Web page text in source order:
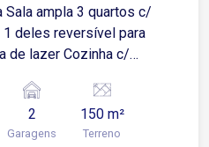
Sala ampla 3 quartos c/
deles reversível para
de lazer Cozinha c/
c/ lavanderia,
2
Garagens
150 m²
Terreno